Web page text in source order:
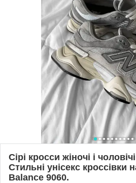
Сірі кросси жіночі і
Стильні унісекс кроссівки
Balance 9060.